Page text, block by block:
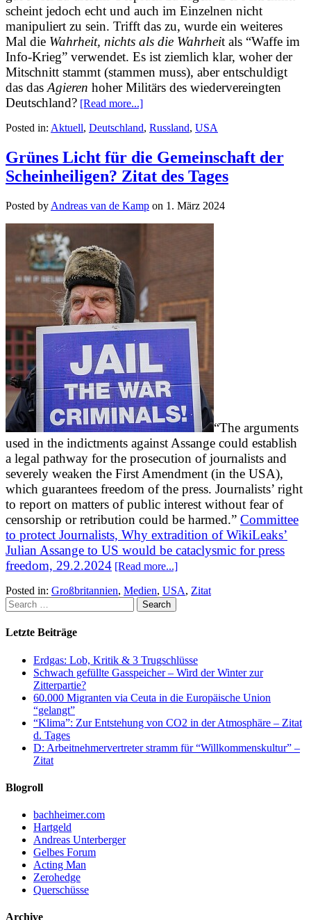
scheint jedoch echt und auch im Einzelnen nicht
manipuliert zu sein. Trifft das zu, wurde ein weiteres
Mal die Wahrheit, nichts als die Wahrheit als “Waffe im
Info-Krieg” verwendet. Es ist ziemlich klar, woher der
Mitschnitt stammt (stammen muss), aber entschuldigt
das das Agieren hoher Militärs des wiedervereingten
Deutschland? [Read more...]
Posted in: Aktuell, Deutschland, Russland, USA
Grünes Licht für die Gemeinschaft der
Scheinheiligen? Zitat des Tages
Posted by Andreas van de Kamp on 1. März 2024
“The arguments
used in the indictments against Assange could establish
a legal pathway for the prosecution of journalists and
severely weaken the First Amendment (in the USA),
which guarantees freedom of the press. Journalists’ right
to report on matters of public interest without fear of
censorship or retribution could be harmed.” Committee
to protect Journalists, Why extradition of WikiLeaks’
Julian Assange to US would be cataclysmic for press
freedom, 29.2.2024 [Read more...]
Posted in: Großbritannien, Medien, USA, Zitat
Letzte Beiträge
Erdgas: Lob, Kritik & 3 Trugschlüsse
Schwach gefüllte Gasspeicher – Wird der Winter zur
Zitterpartie?
60.000 Migranten via Ceuta in die Europäische Union
“gelangt”
“Klima”: Zur Entstehung von CO2 in der Atmosphäre – Zitat
d. Tages
D: Arbeitnehmervertreter stramm für “Willkommenskultur” –
Zitat
Blogroll
bachheimer.com
Hartgeld
Andreas Unterberger
Gelbes Forum
Acting Man
Zerohedge
Querschüsse
Archive